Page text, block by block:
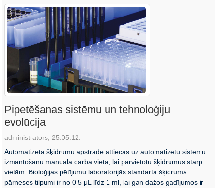
Pipetēšanas sistēmu un tehnoloģiju
evolūcija
administrators, 25.05.12.
Automatizēta šķidrumu apstrāde attiecas uz automatizētu sistēmu
izmantošanu manuāla darba vietā, lai pārvietotu šķidrumus starp
vietām. Bioloģijas pētījumu laboratorijās standarta šķidruma
pārneses tilpumi ir no 0,5 μL līdz 1 ml, lai gan dažos gadījumos ir